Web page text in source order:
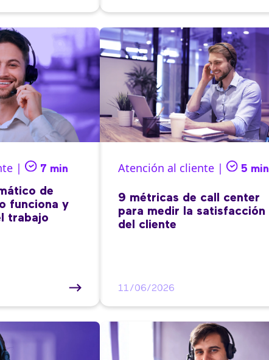
| 7 min
de
funciona y
trabajo
Atención al cliente | 5 min
9 métricas de call center
para medir la satisfacción
del cliente
11/06/2026